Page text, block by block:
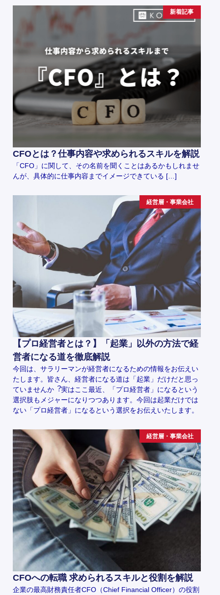
新着記事
CFOとは？仕事内容や求められるスキルを解説
「CFO」に関して、その名前を聞くことはあるかもしれませ
んが、具体的に仕事内容までイメージできている […]
経営層・事業会社
【プロ経営者とは？】「起業」以外の方法で経
営者になる道を徹底解説
今回は、サラリーマンが経営者になるための情報をお伝えい
たします。皆さん、経営者になる道は「起業」だけだと思っ
ていませんか︖実はここ最近、「プロ経営者」になるという
選択肢もメジャーになりつつあります。今回は起業だけでは
ない「プロ経営者」になるという選択をお伝えいたします。
経営層・事業会社
CFOへの転職 求められるスキルと役割を解説
企業の最高財務責任者CFO（Chief Financial Officer）の役割